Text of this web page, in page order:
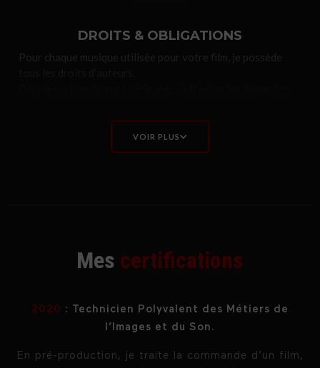
DROITS & OBLIGATIONS
Pour chaque musique utilisée pour votre film, je possède
(Préfectures, aérodromes, bases militaires…).
VOIR PLUS
Mes certifications
2020 : Technicien Polyvalent des Métiers de
l’Images et du Son.
En pré-production, je traite la commande d’un film,